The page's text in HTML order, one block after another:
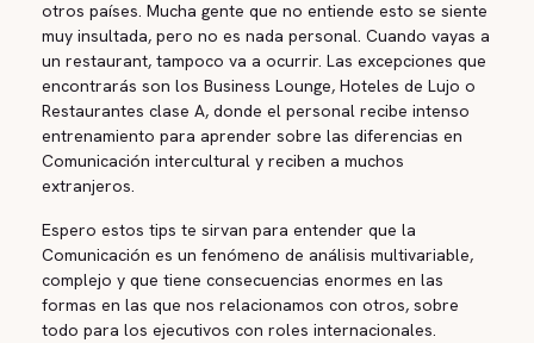
otros países. Mucha gente que no entiende esto se siente
muy insultada, pero no es nada personal. Cuando vayas a
un restaurant, tampoco va a ocurrir. Las excepciones que
encontrarás son los Business Lounge, Hoteles de Lujo o
Restaurantes clase A, donde el personal recibe intenso
entrenamiento para aprender sobre las diferencias en
Comunicación intercultural y reciben a muchos
extranjeros.
Espero estos tips te sirvan para entender que la
Comunicación es un fenómeno de análisis multivariable,
complejo y que tiene consecuencias enormes en las
formas en las que nos relacionamos con otros, sobre
todo para los ejecutivos con roles internacionales.